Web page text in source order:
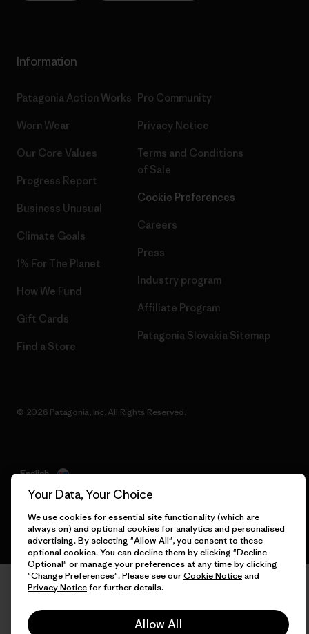
Information
Patagonia Action Works
Worn Wear
Our Core Values
Progress Report
Business Unusual
Climate Goals
1% For The Planet
How We Fund
Gift Cards
Find a Store
Pro Community
Privacy Notice
Terms and Conditions
of Sale
Cookie Preferences
Careers
Press
Industry program
Affiliate Program
Patagonia Slovakia Sitemap
© 2026 Patagonia, Inc. All Rights Reserved.
English
Your Data, Your Choice
We use cookies for essential site functionality (which are
always on) and optional cookies for analytics and personalised
advertising. By selecting "Allow All", you consent to these
optional cookies. You can decline them by clicking "Decline
Optional" or manage your preferences at any time by clicking
"Change Preferences". Please see ourCookie Noticeand
Privacy Noticefor further details.
Allow All